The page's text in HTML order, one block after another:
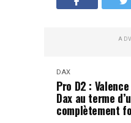
DAX
Pro D2 :
Dax au terme
complètement